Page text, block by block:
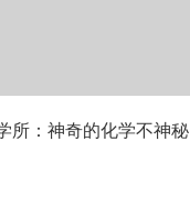
所：神奇的化学不神秘